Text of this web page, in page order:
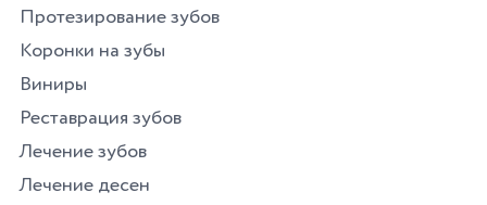
Протезирование зубов
Коронки на зубы
Виниры
Реставрация зубов
Лечение зубов
Лечение десен